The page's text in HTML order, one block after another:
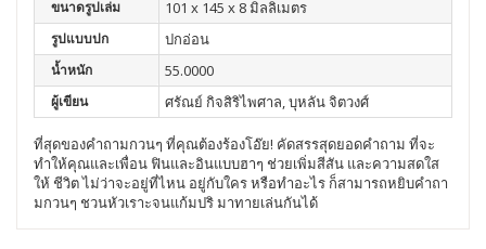
ขนาดรูปเล่ม 101 x 145 x 8 มิลลิเมตร
รูปแบบปก ปกอ่อน
น้ำหนัก 55.0000
ผู้เขียน ศรัณย์ กิจสิริไพศาล, บุหลัน จิตวงศ์
ที่สุดของคำถามกวนๆ ที่คุณต้องร้องโอ๊ย! คัดสรรสุดยอดคำถาม ที่จะ
ทำให้คุณและเพื่อน ฟินและอินแบบฮาๆ ช่วยเพิ่มสีสัน และความสดใส
ให้ ชีวิต ไม่ว่าจะอยู่ที่ไหน อยู่กับใคร หรือทำอะไร ก็สามารถหยิบคำถา
มกวนๆ ชวนหัวเราะจนแก้มปริ มาทายเล่นกันได้